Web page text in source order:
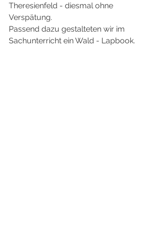
Theresienfeld - diesmal ohne
Verspätung.
Passend dazu gestalteten wir im
Sachunterricht ein Wald - Lapbook.